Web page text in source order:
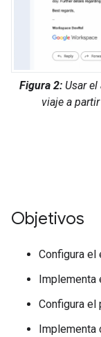
Figura 2:Usar el
viaje a
Objetivos
Configura el
Implementa
Configura el
Implementa